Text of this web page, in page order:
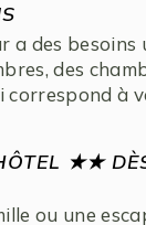
des besoins
des
correspond à
★★
ou une